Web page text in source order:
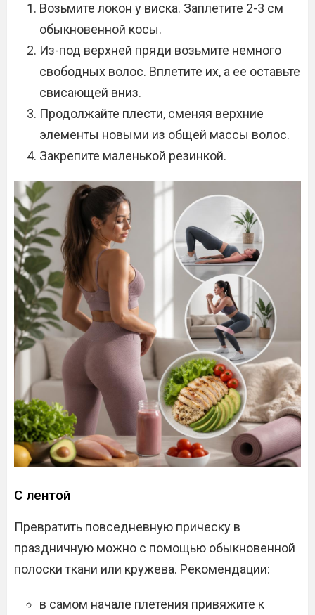
Возьмите локон у виска. Заплетите 2-3 см
обыкновенной косы.
Из-под верхней пряди возьмите немного
свободных волос. Вплетите их, а ее оставьте
свисающей вниз.
Продолжайте плести, сменяя верхние
элементы новыми из общей массы волос.
Закрепите маленькой резинкой.
С лентой
Превратить повседневную прическу в
праздничную можно с помощью обыкновенной
полоски ткани или кружева. Рекомендации:
в самом начале плетения привяжите к